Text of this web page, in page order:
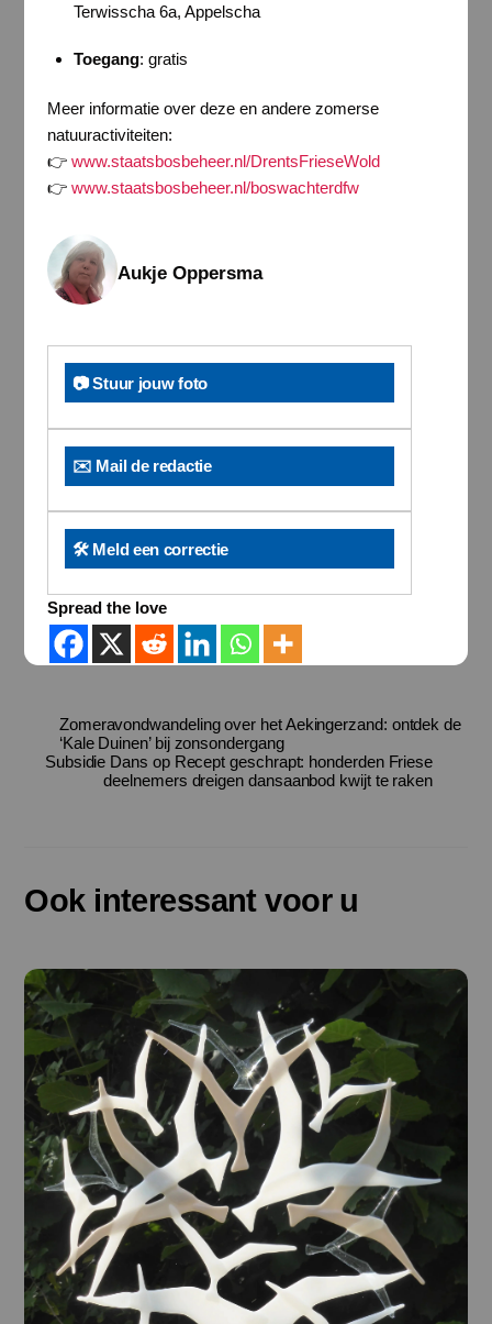
Terwisscha 6a, Appelscha
Toegang: gratis
Meer informatie over deze en andere zomerse
natuuractiviteiten:
👉 www.staatsbosbeheer.nl/DrentsFrieseWold
👉 www.staatsbosbeheer.nl/boswachterdfw
Aukje Oppersma
📷 Stuur jouw foto
✉️ Mail de redactie
🛠️ Meld een correctie
Spread the love
Zomeravondwandeling over het Aekingerzand: ontdek de
‘Kale Duinen’ bij zonsondergang
Subsidie Dans op Recept geschrapt: honderden Friese
deelnemers dreigen dansaanbod kwijt te raken
Ook interessant voor u